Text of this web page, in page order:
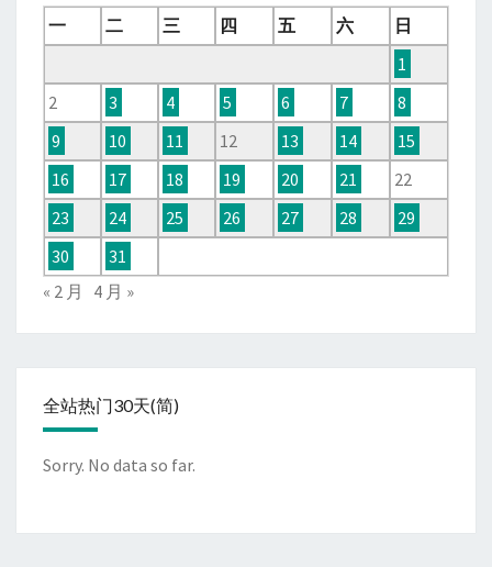
一
二 三 四 五 六
日
1
2
3 4 5 6 7
8
9
10 11 12 13 14
15
16
17 18 19 20 21
22
23
24 25 26 27 28
29
30
31
« 2 月
4 月 »
全站热门30天(简)
Sorry. No data so far.